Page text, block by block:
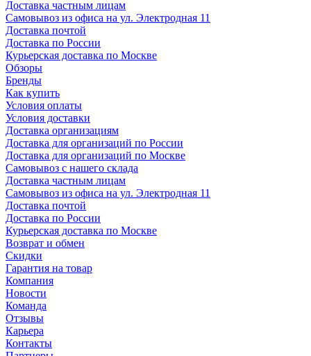
Доставка частным лицам
Самовывоз из офиса на ул. Электродная 11
Доставка почтой
Доставка по России
Курьерская доставка по Москве
Обзоры
Бренды
Как купить
Условия оплаты
Условия доставки
Доставка организациям
Доставка для организаций по России
Доставка для организаций по Москве
Самовывоз с нашего склада
Доставка частным лицам
Самовывоз из офиса на ул. Электродная 11
Доставка почтой
Доставка по России
Курьерская доставка по Москве
Возврат и обмен
Скидки
Гарантия на товар
Компания
Новости
Команда
Отзывы
Карьера
Контакты